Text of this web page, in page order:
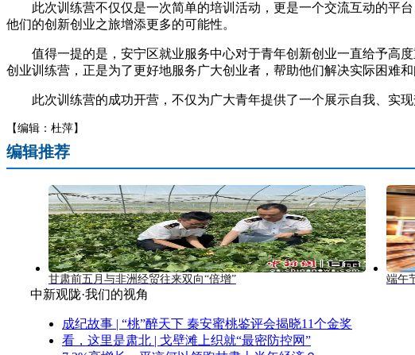
此次训练营不仅仅是一次简单的培训活动，更是一个交流互动的平台
他们的创新创业之旅增添更多的可能性。
值得一提的是，安宁区就业服务中心对于青年创新创业一直给予高度
创业训练营，正是为了更好地服务广大创业者，帮助他们解决实际困难
此次训练营的成功开营，不仅为广大青年提供了一个展示自我、实
【编辑：杜萍】
编辑推荐
甘肃前五月与非洲经贸往来双向“倍增” 端午
中新观陇·我们的视角
成纪故事 | “桃”醉天下 秦安蜜桃鉴评会揭晓11个金奖
看，这里是肃北 | 戈壁滩上织就“最密防控网”